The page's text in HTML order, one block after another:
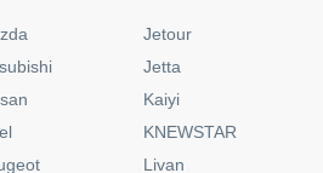
Jetour
Jetta
Kaiyi
KNEWSTAR
Livan